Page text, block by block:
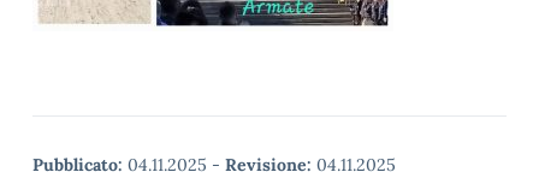
Pubblicato: 04.11.2025 - Revisione: 04.11.2025